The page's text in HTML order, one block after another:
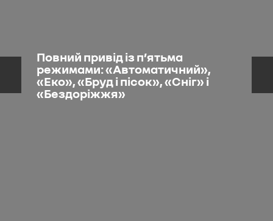
Повний привід із пʼятьма
режимами: «Автоматичний»,
«Еко», «Бруд і пісок», «Сніг» і
«Бездоріжжя»